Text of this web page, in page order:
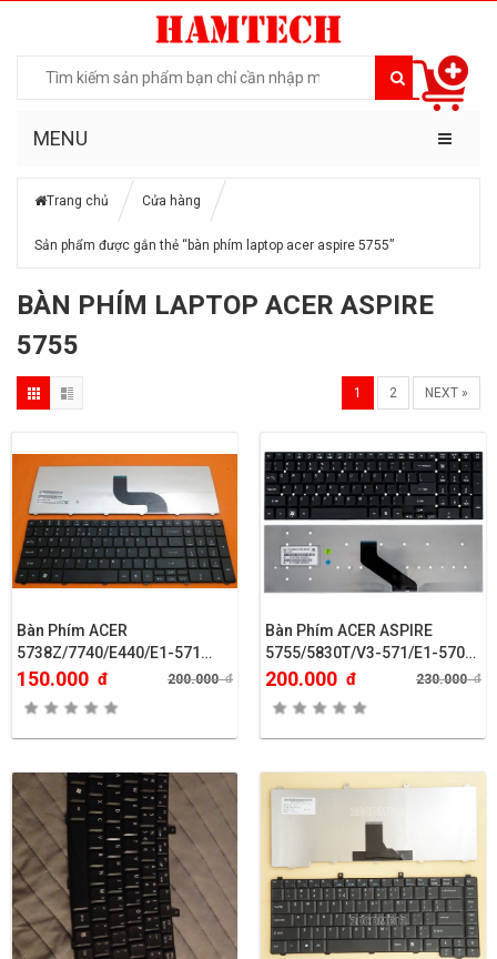
MENU
Trang chủ Cửa hàng
Sản phẩm được gắn thẻ “bàn phím laptop acer aspire 5755”
BÀN PHÍM LAPTOP ACER ASPIRE
5755
1 2 NEXT »
Bàn Phím ACER
5738Z/7740/E440/E1-571…
150.000 đ 200.000đ
Bàn Phím ACER ASPIRE
5755/5830T/V3-571/E1-570…
200.000 đ 230.000đ